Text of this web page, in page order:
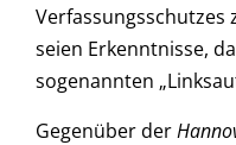
seien Erkenntnisse,
sogenannten
Gegenüber der